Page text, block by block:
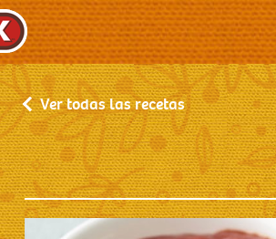
Ver todas las recetas